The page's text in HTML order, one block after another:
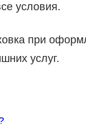
условия.
при
услуг.